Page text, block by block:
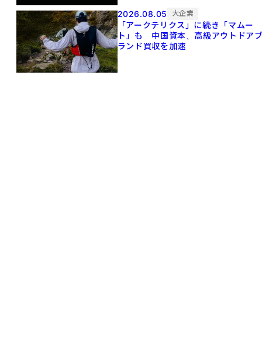
2026.08.05 大企業
「アークテリクス」に続き「マムー
ト」も 中国資本、高級アウトドア
ランド買収を加速